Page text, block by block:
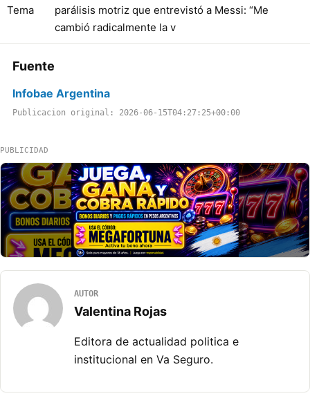
Tema
parálisis motriz que entrevistó a Messi: “Me
cambió radicalmente la v
Fuente
Infobae Argentina
Publicacion original: 2026-06-15T04:27:25+00:00
PUBLICIDAD
AUTOR
Valentina Rojas
Editora de actualidad politica e
institucional en Va Seguro.